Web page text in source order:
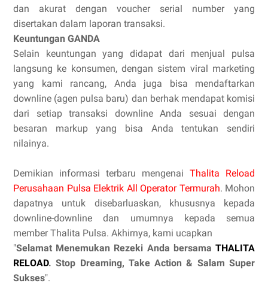
dan akurat dengan voucher serial number yang
disertakan dalam laporan transaksi.
Keuntungan GANDA
Selain keuntungan yang didapat dari menjual pulsa
langsung ke konsumen, dengan sistem viral marketing
yang kami rancang, Anda juga bisa mendaftarkan
downline (agen pulsa baru) dan berhak mendapat komisi
dari setiap transaksi downline Anda sesuai dengan
besaran markup yang bisa Anda tentukan sendiri
nilainya.
Demikian informasi terbaru mengenai Thalita Reload
Perusahaan Pulsa Elektrik All Operator Termurah. Mohon
dapatnya untuk disebarluaskan, khususnya kepada
downline-downline dan umumnya kepada semua
member Thalita Pulsa. Akhirnya, kami ucapkan
"Selamat Menemukan Rezeki Anda bersama THALITA
RELOAD. Stop Dreaming, Take Action & Salam Super
Sukses".